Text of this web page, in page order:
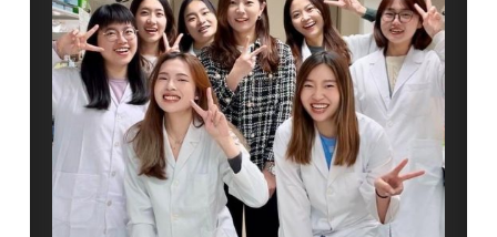
研
究
生
榮
獲
「2025
第
39